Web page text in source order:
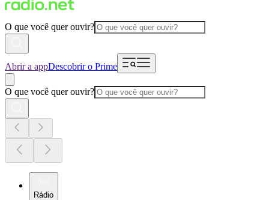
O que você quer ouvir?
Abrir a appDescobrir o Prime
O que você quer ouvir?
Rádio